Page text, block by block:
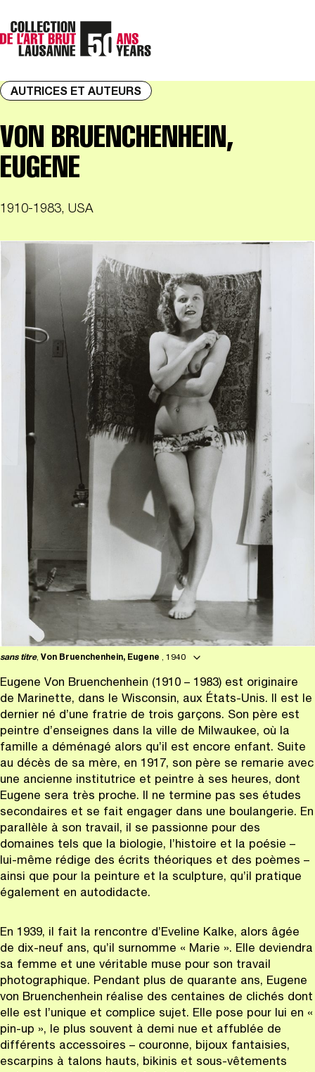
sans titre, Von Bruenchenhein, Eugene , 1940
AUTRICES ET AUTEURS
VON BRUENCHENHEIN,
EUGENE
1910-1983, USA
Eugene Von Bruenchenhein (1910 – 1983) est originaire
de Marinette, dans le Wisconsin, aux États-Unis. Il est le
dernier né d’une fratrie de trois garçons. Son père est
peintre d’enseignes dans la ville de Milwaukee, où la
famille a déménagé alors qu’il est encore enfant. Suite
au décès de sa mère, en 1917, son père se remarie avec
une ancienne institutrice et peintre à ses heures, dont
Eugene sera très proche. Il ne termine pas ses études
secondaires et se fait engager dans une boulangerie. En
parallèle à son travail, il se passionne pour des
domaines tels que la biologie, l’histoire et la poésie –
lui-même rédige des écrits théoriques et des poèmes –
ainsi que pour la peinture et la sculpture, qu’il pratique
également en autodidacte.
En 1939, il fait la rencontre d’Eveline Kalke, alors âgée
de dix-neuf ans, qu’il surnomme « Marie ». Elle deviendra
sa femme et une véritable muse pour son travail
photographique. Pendant plus de quarante ans, Eugene
von Bruenchenhein réalise des centaines de clichés dont
elle est l’unique et complice sujet. Elle pose pour lui en «
pin-up », le plus souvent à demi nue et affublée de
différents accessoires – couronne, bijoux fantaisies,
escarpins à talons hauts, bikinis et sous-vêtements